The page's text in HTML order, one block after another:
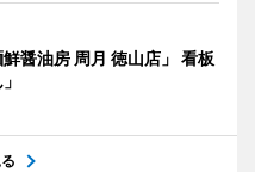
醤油房 周月 徳山店」 看板